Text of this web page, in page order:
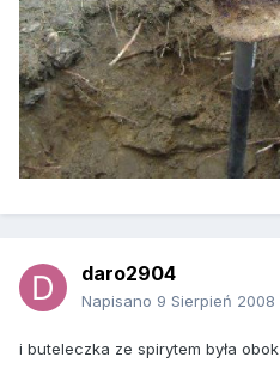
daro2904
Napisano 9 Sierpień 2008
i buteleczka ze spirytem była obok